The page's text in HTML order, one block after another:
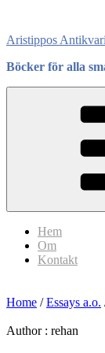
content
Aristippos
Böcker för alla
Hem
Om
Kontakt
Home /Essays a.o.
Author : rehan